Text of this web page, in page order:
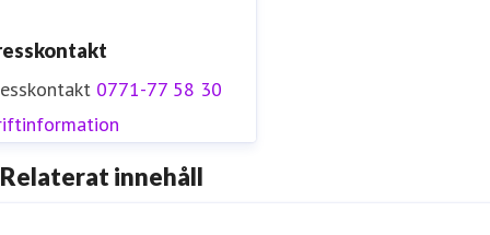
0771-77 58 30
Relaterat innehåll